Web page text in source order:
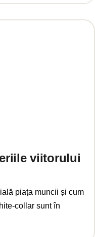
viitorului
piața muncii și cum
collar sunt în